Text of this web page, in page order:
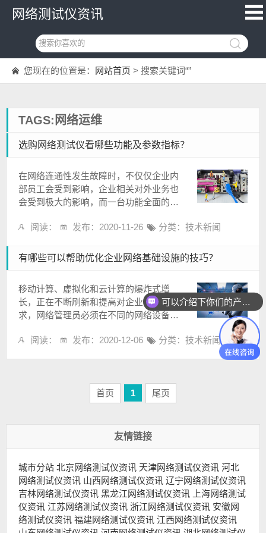
网络测试仪资讯
您现在的位置是： 网站首页 > 搜索关键词“”
TAGS:网络运维
选购网络测试仪看哪些功能及参数指标？
在网络连通性发生故障时，不仅仅企业内
部员工会受到影响，企业相关对外业务也
会受到极大的影响，而一台功能全面的网
的解决网络连通性...
阅读： 发布：2020-11-26 分类：技术新闻
有哪些可以帮助优化企业网络基础设施的技巧？
移动计算、虚拟化和云计算的爆炸式增
长，正在不断刷新和提高对企业网络的要
求，网络管理员必须在不同的网络设备和
一通信将需要在自己...
阅读： 发布：2020-12-06 分类：技术新闻
首页 1 尾页
友情链接
城市分站 北京网络测试仪资讯 天津网络测试仪资讯 河北
网络测试仪资讯 山西网络测试仪资讯 辽宁网络测试仪资讯
吉林网络测试仪资讯 黑龙江网络测试仪资讯
上海网络测试
仪资讯 江苏网络测试仪资讯 浙江网络测试仪资讯 安徽网
络测试仪资讯 福建网络测试仪资讯 江西网络测试仪资讯